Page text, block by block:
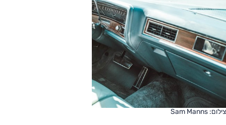
צילום: Sam Manns